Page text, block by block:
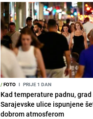
/FOTO I PRIJE 1 DAN
Kad temperature padnu, grad
Sarajevske ulice ispunjene
dobrom atmosferom